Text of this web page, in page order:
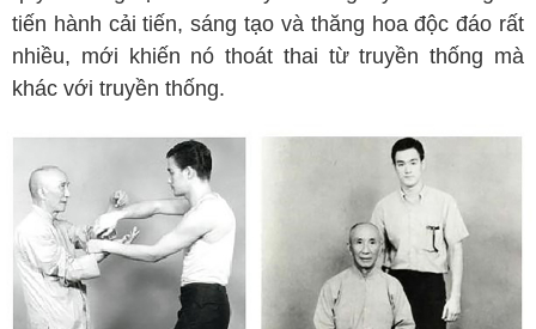
tiến hành cải tiến, sáng tạo và thăng hoa độc đáo rất
nhiều, mới khiến nó thoát thai từ truyền thống mà
khác với truyền thống.